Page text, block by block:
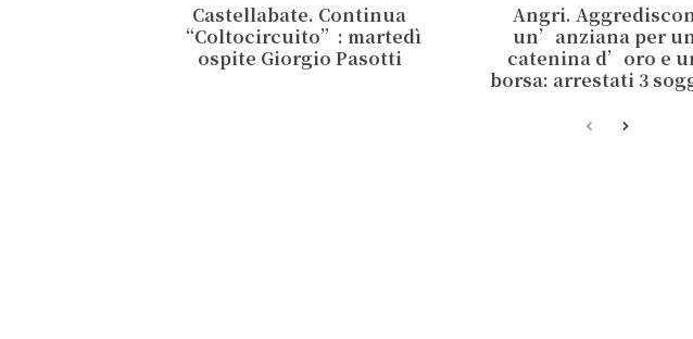
Castellabate. Continua
“Coltocircuito”: martedì
ospite Giorgio Pasotti
Angri.
un’anziana per
catenina d’oro e
borsa: arrestati 3